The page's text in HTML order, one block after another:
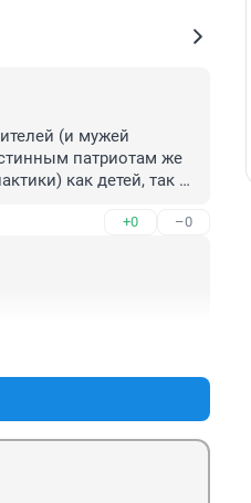
(и мужей
патриотам же
как детей, так и
мельницу Госдепа!
+0 –0